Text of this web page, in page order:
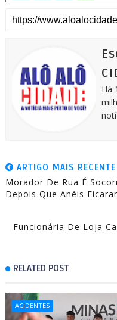
a
e
c
b
s
e
a
t
s
Há
ARTIGO MAIS RECENTE
Morador De Rua É
Depois Que Anéis
Funcionária De Loja
RELATED POST
ACIDENTES